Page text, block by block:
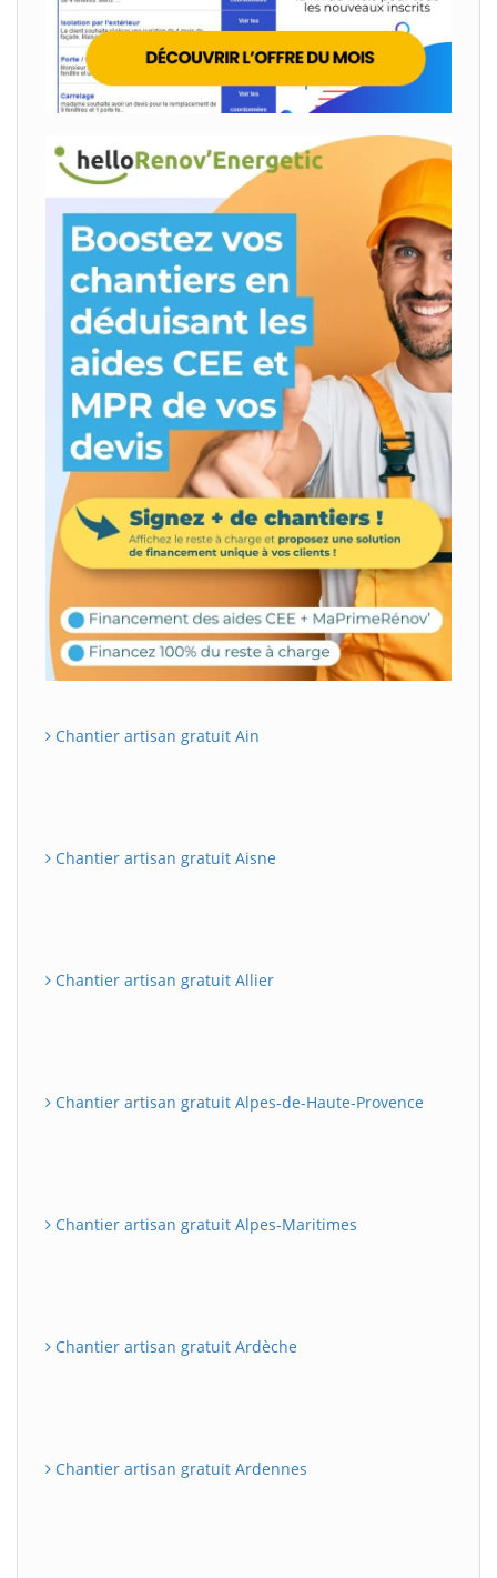
Chantier artisan gratuit Ain
Chantier artisan gratuit Aisne
Chantier artisan gratuit Allier
Chantier artisan gratuit Alpes-de-Haute-Provence
Chantier artisan gratuit Alpes-Maritimes
Chantier artisan gratuit Ardèche
Chantier artisan gratuit Ardennes